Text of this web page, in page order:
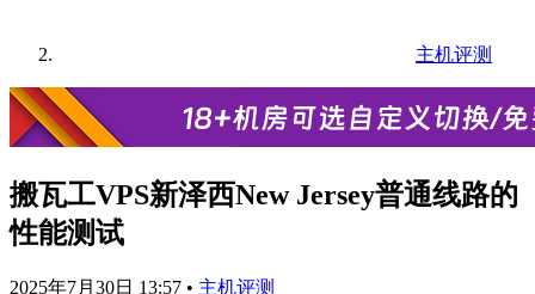
主机评测
搬瓦工VPS新泽西New Jersey普通线路的
性能测试
2025年7月30日 13:57 • 主机评测